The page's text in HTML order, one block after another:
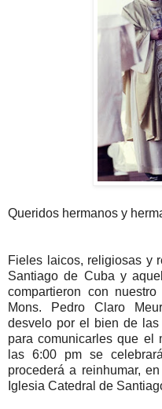
Queridos hermanos y
Fieles laicos, religiosas y
Santiago de Cuba y
compartieron con
Mons. Pedro Claro
desvelo por el bien de
para comunicarles que el
las 6:00 pm se
procederá a reinhumar,
Iglesia Catedral de